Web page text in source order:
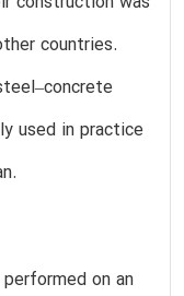
countries.
used in practice
on an